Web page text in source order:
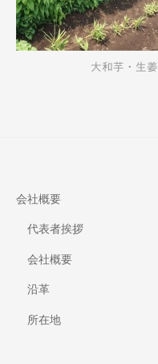
大和芋・生姜
会社概要
代表者挨拶
会社概要
沿革
所在地